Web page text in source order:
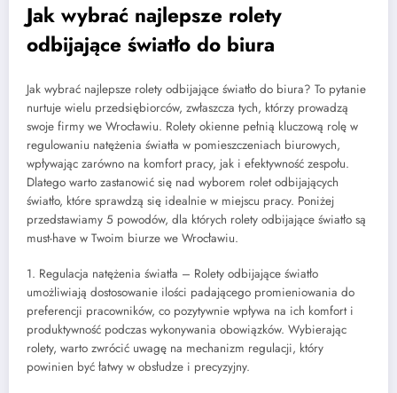
Jak wybrać najlepsze rolety
odbijające światło do biura
Jak wybrać najlepsze rolety odbijające światło do biura? To pytanie
nurtuje wielu przedsiębiorców, zwłaszcza tych, którzy prowadzą
swoje firmy we Wrocławiu. Rolety okienne pełnią kluczową rolę w
regulowaniu natężenia światła w pomieszczeniach biurowych,
wpływając zarówno na komfort pracy, jak i efektywność zespołu.
Dlatego warto zastanowić się nad wyborem rolet odbijających
światło, które sprawdzą się idealnie w miejscu pracy. Poniżej
przedstawiamy 5 powodów, dla których rolety odbijające światło są
must-have w Twoim biurze we Wrocławiu.
1. Regulacja natężenia światła – Rolety odbijające światło
umożliwiają dostosowanie ilości padającego promieniowania do
preferencji pracowników, co pozytywnie wpływa na ich komfort i
produktywność podczas wykonywania obowiązków. Wybierając
rolety, warto zwrócić uwagę na mechanizm regulacji, który
powinien być łatwy w obsłudze i precyzyjny.